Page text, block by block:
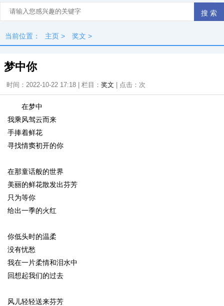
当前位置： 主页 > 奖文 >
梦中你
时间：2022-10-22 17:18 | 栏目： 奖文 | 点击： 次
在梦中
我乘风驾云而来
手捧着鲜花
寻找情窦初开的你
在那童话般的世界
美丽的鲜花散发出芬芳
只为等你
给出一季的火红
你低头时的温柔
没有忧愁
我在一片柔情和泪水中
回想起我们的过去
风儿轻轻送来芬芳